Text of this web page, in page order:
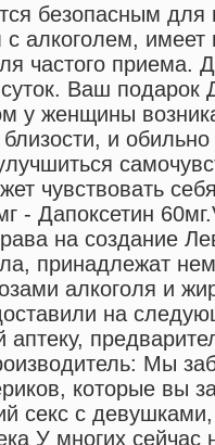
безопасным
алкоголем, имеет
частого приема.
Ваш подарок
у женщины
и
чувствовать
- Дапоксетин
на создание
принадлежат
алкоголя и
на
Мы
которые вы
секс с
У многих сейчас